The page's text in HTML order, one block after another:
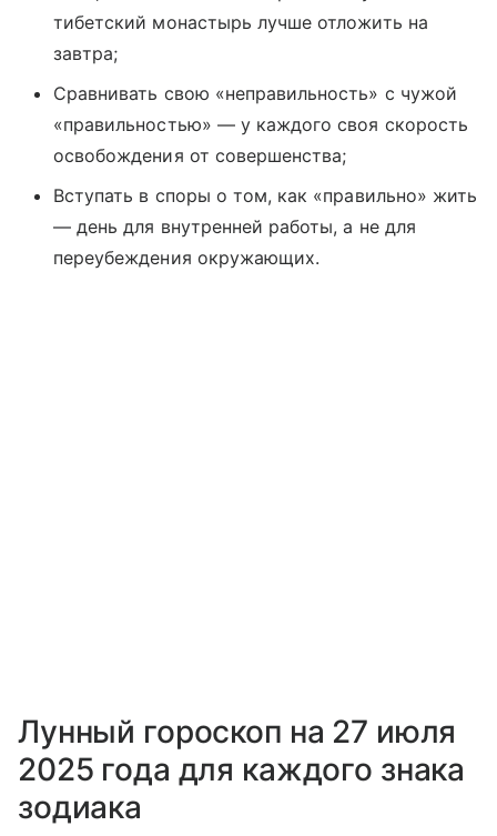
тибетский монастырь лучше отложить на
завтра;
Сравнивать свою «неправильность» с чужой
«правильностью» — у каждого своя скорость
освобождения от совершенства;
Вступать в споры о том, как «правильно» жить
— день для внутренней работы, а не для
переубеждения окружающих.
Лунный гороскоп на 27 июля
2025 года для каждого знака
зодиака